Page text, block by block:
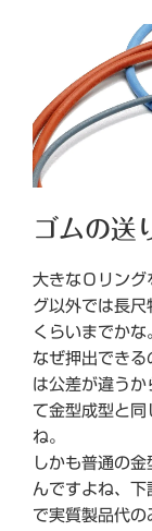
ゴムの送
大きなＯリング
グ以外では長
くらいまでかな
なぜ押出できる
は公差が違うか
て金型成型と
ね。
しかも普通の
んですよね、
で実質製品代の